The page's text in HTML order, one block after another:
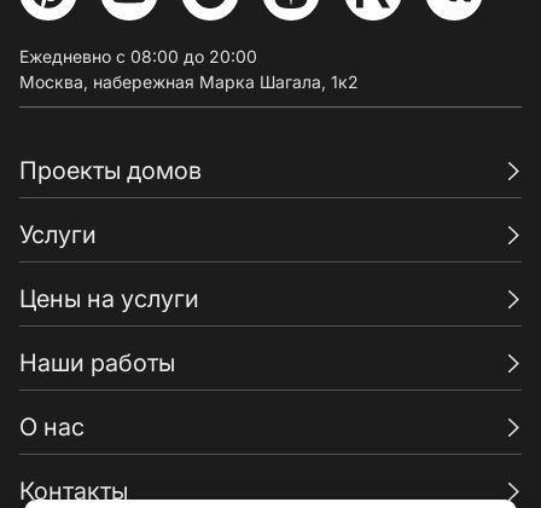
Проекты домов
Услуги
Цены на услуги
Наши работы
О нас
Контакты
Ежедневно с 08:00 до 20:00
Москва, набережная Марка Шагала, 1к2